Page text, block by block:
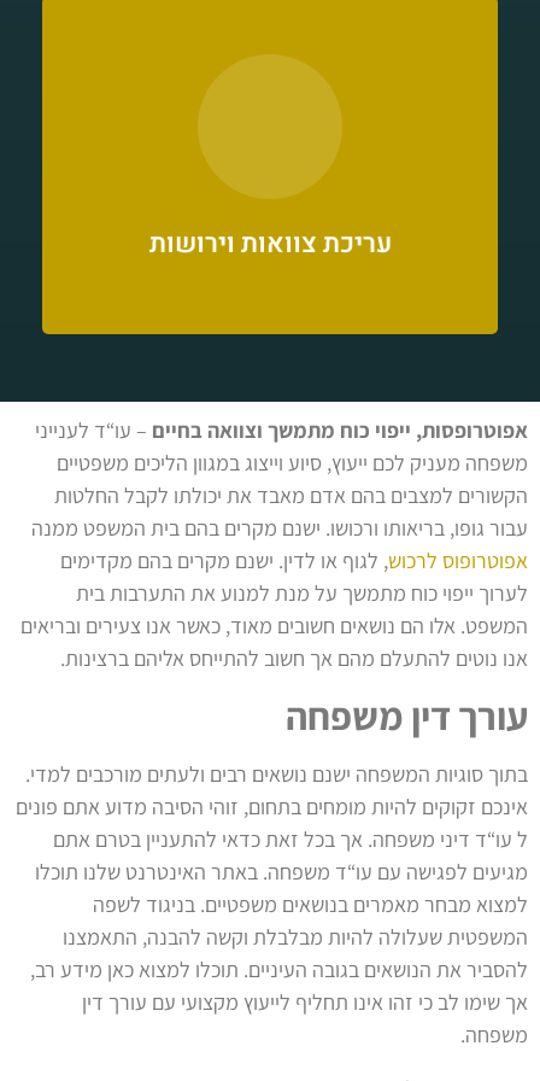
עריכת צוואות וירושות
הצלחות של מאות לקוחות, בעלת פתרונות
יצירתיים גם במקרים מורכבים כמו ריבוי נכסים
ויורשים, ירושות של נכסים בחו"ל ועוד.
אפוטרופסות, ייפוי כוח מתמשך וצוואה בחיים – עו“ד לענייני
משפחה מעניק לכם ייעוץ, סיוע וייצוג במגוון הליכים משפטיים
הקשורים למצבים בהם אדם מאבד את יכולתו לקבל החלטות
עבור גופו, בריאותו ורכושו. ישנם מקרים בהם בית המשפט ממנה
אפוטרופוס לרכוש, לגוף או לדין. ישנם מקרים בהם מקדימים
לערוך ייפוי כוח מתמשך על מנת למנוע את התערבות בית
המשפט. אלו הם נושאים חשובים מאוד, כאשר אנו צעירים ובריאים
אנו נוטים להתעלם מהם אך חשוב להתייחס אליהם ברצינות.
עורך דין משפחה
בתוך סוגיות המשפחה ישנם נושאים רבים ולעתים מורכבים למדי.
אינכם זקוקים להיות מומחים בתחום, זוהי הסיבה מדוע אתם פונים
ל עו“ד דיני משפחה. אך בכל זאת כדאי להתעניין בטרם אתם
מגיעים לפגישה עם עו“ד משפחה. באתר האינטרנט שלנו תוכלו
למצוא מבחר מאמרים בנושאים משפטיים. בניגוד לשפה
המשפטית שעלולה להיות מבלבלת וקשה להבנה, התאמצנו
להסביר את הנושאים בגובה העיניים. תוכלו למצוא כאן מידע רב,
אך שימו לב כי זהו אינו תחליף לייעוץ מקצועי עם עורך דין
משפחה.